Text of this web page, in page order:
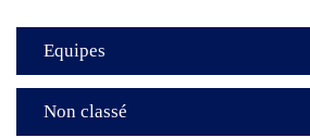
Equipes
Non classé